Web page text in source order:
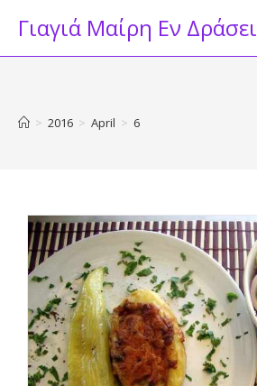
content
Γιαγιά Μαίρη Εν Δράσει
> 2016 > April > 6